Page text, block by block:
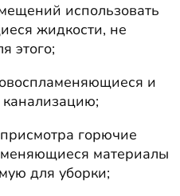
использовать
жидкости, не
этого;
и
горючие
материалы
для уборки;